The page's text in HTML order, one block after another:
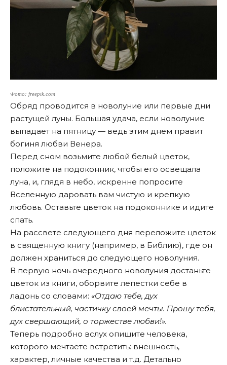
Фото: freepik.com
Обряд проводится в новолуние или первые дни
растущей луны. Большая удача, если новолуние
выпадает на пятницу — ведь этим днем правит
богиня любви Венера.
Перед сном возьмите любой белый цветок,
положите на подоконник, чтобы его освещала
луна, и, глядя в небо, искренне попросите
Вселенную даровать вам чистую и крепкую
любовь. Оставьте цветок на подоконнике и идите
спать.
На рассвете следующего дня переложите цветок
в священную книгу (например, в Библию), где он
должен храниться до следующего новолуния.
В первую ночь очередного новолуния достаньте
цветок из книги, оборвите лепестки себе в
ладонь со словами: «Отдаю тебе, дух
блистательный, частичку своей мечты. Прошу тебя,
дух свершающий, о торжестве любви!».
Теперь подробно вслух опишите человека,
которого мечтаете встретить: внешность,
характер, личные качества и т.д. Детально